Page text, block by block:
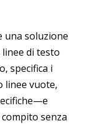
una soluzione
di testo
specifica i
linee vuote,
senza